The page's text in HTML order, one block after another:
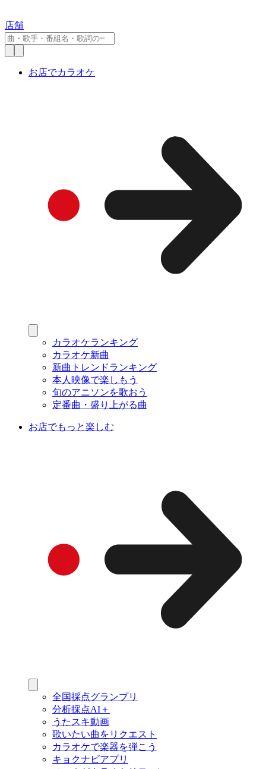
店舗
お店でカラオケ
カラオケランキング
カラオケ新曲
新曲トレンドランキング
本人映像で楽しもう
旬のアニソンを歌おう
定番曲・盛り上がる曲
お店でもっと楽しむ
全国採点グランプリ
分析採点AI＋
うたスキ動画
歌いたい曲をリクエスト
カラオケで楽器を弾こう
キョクナビアプリ